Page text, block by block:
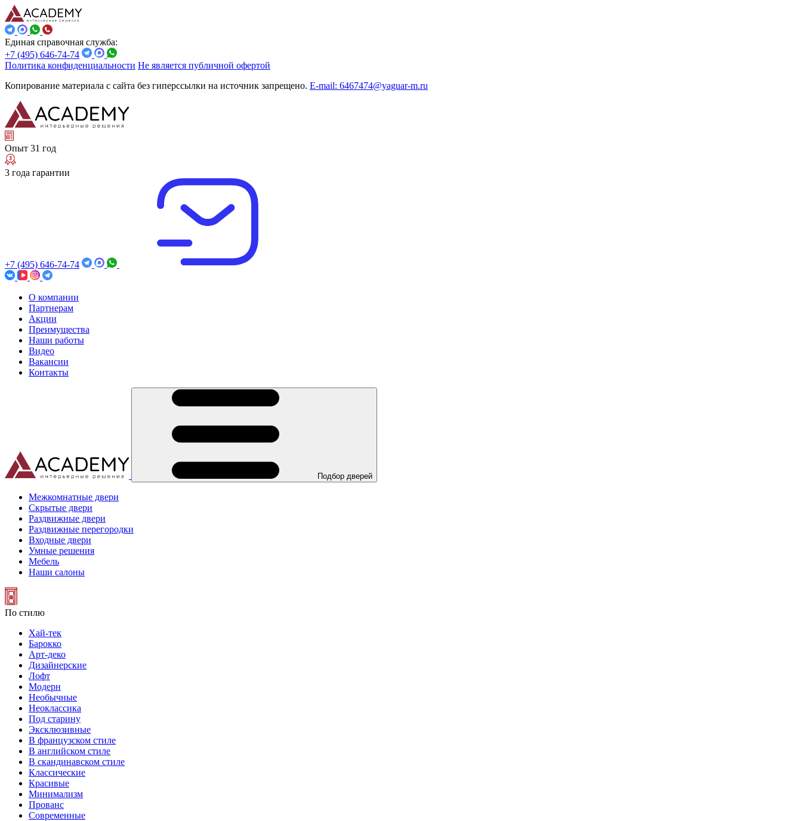
Единая справочная служба:
+7 (495) 646-74-74
Политика конфиденциальности Не является публичной офертой
Копирование материала с сайта без гиперссылки на источник запрещено. E-mail: 6467474@yaguar-m.ru
Опыт 31 год
3 года гарантии
+7 (495) 646-74-74
О компании
Партнерам
Акции
Преимущества
Наши работы
Видео
Вакансии
Контакты
Подбор дверей
Межкомнатные двери
Скрытые двери
Раздвижные двери
Раздвижные перегородки
Входные двери
Умные решения
Мебель
Наши салоны
По стилю
Хай-тек
Барокко
Арт-деко
Дизайнерские
Лофт
Модерн
Необычные
Неоклассика
Под старину
Эксклюзивные
В французском стиле
В английском стиле
В скандинавском стиле
Классические
Красивые
Минимализм
Прованс
Современные